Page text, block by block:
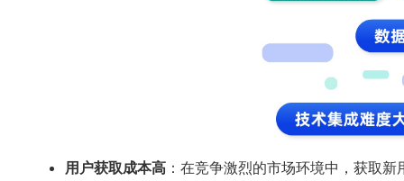
用户获取成本高 ：在竞争激烈的市场环境中，获取